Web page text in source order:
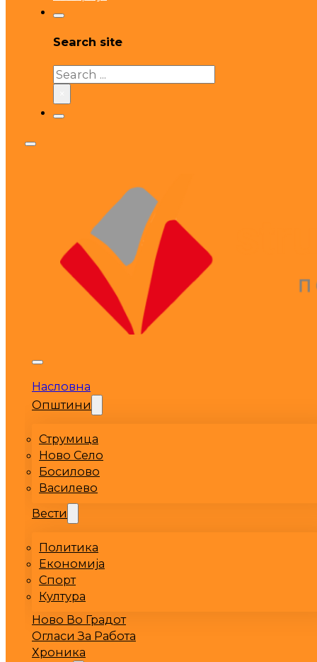
Search site
Search
Насловна
Општини
Струмица
Ново Село
Босилово
Василево
Вести
Политика
Економија
Спорт
Култура
Ново Во Градот
Огласи За Работа
Хроника